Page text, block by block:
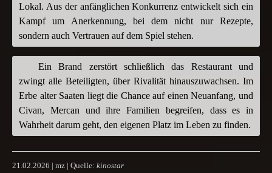
Lokal. Aus der anfänglichen Konkurrenz entwickelt sich ein
Kampf um Anerkennung, bei dem nicht nur Rezepte,
sondern auch Vertrauen auf dem Spiel stehen.
Ein Brand zerstört schließlich das Restaurant und
zwingt alle Beteiligten, über Rivalität hinauszuwachsen. Im
Erbe alter Saaten liegt die Chance auf einen Neuanfang, und
Civan, Mercan und ihre Familien begreifen, dass es in
Wahrheit darum geht, den eigenen Platz im Leben zu finden.
21.02.2026 | mz | Quelle: kinostar